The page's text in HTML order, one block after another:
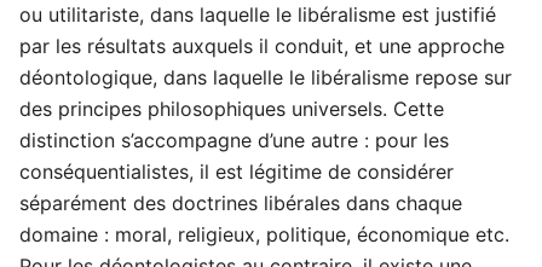
ou utilitariste, dans laquelle le libéralisme est justifié
par les résultats auxquels il conduit, et une approche
déontologique, dans laquelle le libéralisme repose sur
des principes philosophiques universels. Cette
distinction s’accompagne d’une autre : pour les
conséquentialistes, il est légitime de considérer
séparément des doctrines libérales dans chaque
domaine : moral, religieux, politique, économique etc.